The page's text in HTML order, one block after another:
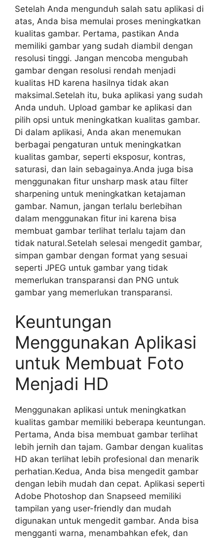
Setelah Anda mengunduh salah satu aplikasi di
atas, Anda bisa memulai proses meningkatkan
kualitas gambar. Pertama, pastikan Anda
memiliki gambar yang sudah diambil dengan
resolusi tinggi. Jangan mencoba mengubah
gambar dengan resolusi rendah menjadi
kualitas HD karena hasilnya tidak akan
maksimal.Setelah itu, buka aplikasi yang sudah
Anda unduh. Upload gambar ke aplikasi dan
pilih opsi untuk meningkatkan kualitas gambar.
Di dalam aplikasi, Anda akan menemukan
berbagai pengaturan untuk meningkatkan
kualitas gambar, seperti eksposur, kontras,
saturasi, dan lain sebagainya.Anda juga bisa
menggunakan fitur unsharp mask atau filter
sharpening untuk meningkatkan ketajaman
gambar. Namun, jangan terlalu berlebihan
dalam menggunakan fitur ini karena bisa
membuat gambar terlihat terlalu tajam dan
tidak natural.Setelah selesai mengedit gambar,
simpan gambar dengan format yang sesuai
seperti JPEG untuk gambar yang tidak
memerlukan transparansi dan PNG untuk
gambar yang memerlukan transparansi.
Keuntungan
Menggunakan Aplikasi
untuk Membuat Foto
Menjadi HD
Menggunakan aplikasi untuk meningkatkan
kualitas gambar memiliki beberapa keuntungan.
Pertama, Anda bisa membuat gambar terlihat
lebih jernih dan tajam. Gambar dengan kualitas
HD akan terlihat lebih profesional dan menarik
perhatian.Kedua, Anda bisa mengedit gambar
dengan lebih mudah dan cepat. Aplikasi seperti
Adobe Photoshop dan Snapseed memiliki
tampilan yang user-friendly dan mudah
digunakan untuk mengedit gambar. Anda bisa
mengganti warna, menambahkan efek, dan